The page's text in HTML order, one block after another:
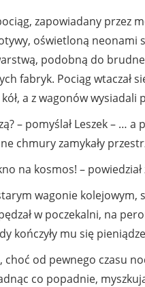
zapowiadany przez
oświetloną neonami
podobną do
fabryk. Pociąg wtaczał
a z wagonów
– pomyślał Leszek – …
chmury zamykały
na kosmos! – powiedział
wagonie
w poczekalni, na
kończyły mu się
od pewnego czasu
co popadnie,